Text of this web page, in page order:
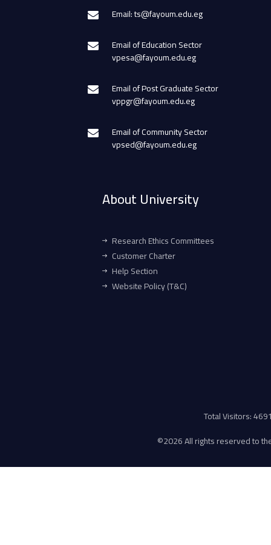
Email: ts@fayoum.edu.eg
Email of Education Sector
vpesa@fayoum.edu.eg
Email of Post Graduate Sector
vppgr@fayoum.edu.eg
Email of Community Sector
vpsed@fayoum.edu.eg
About University
Research Ethics Committees
Customer Charter
Help Section
Website Policy (T&C)
Total Visitors:
©2026 All rights reserved to